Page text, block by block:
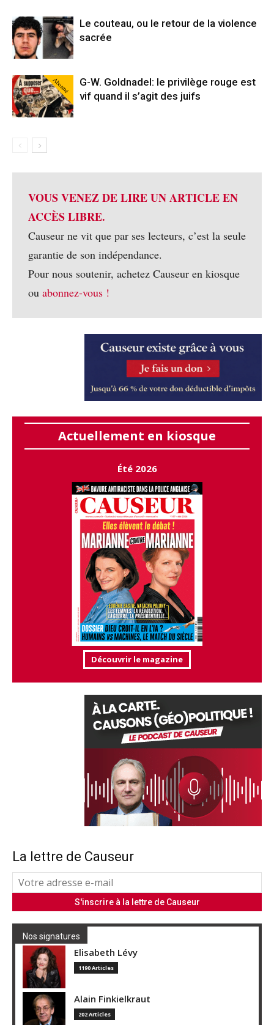
Le couteau, ou le retour de la violence
sacrée
Abonné
G-W. Goldnadel: le privilège rouge est
vif quand il s’agit des juifs
VOUS VENEZ DE LIRE UN ARTICLE EN
ACCÈS LIBRE.
Causeur ne vit que par ses lecteurs, c’est la seule
garantie de son indépendance.
Pour nous soutenir, achetez Causeur en kiosque
ou abonnez-vous !
Actuellement en kiosque
Été 2026
Découvrir le magazine
La lettre de Causeur
Nos signatures
Elisabeth Lévy
1190 Articles
Alain Finkielkraut
202 Articles